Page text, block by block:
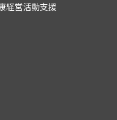
経営活動支援